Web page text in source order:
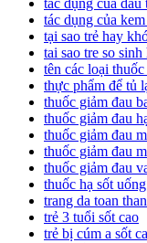
tác dụng của
tại sao trẻ hay
tai sao tre so
tên các loại
thực phẩm để tủ
thuốc giảm đau
thuốc giảm đau
thuốc giảm đau
thuốc giảm đau
thuốc giảm đau
thuốc hạ sốt
trang da toan
trẻ 3 tuổi sốt cao
trẻ bị cúm a sốt